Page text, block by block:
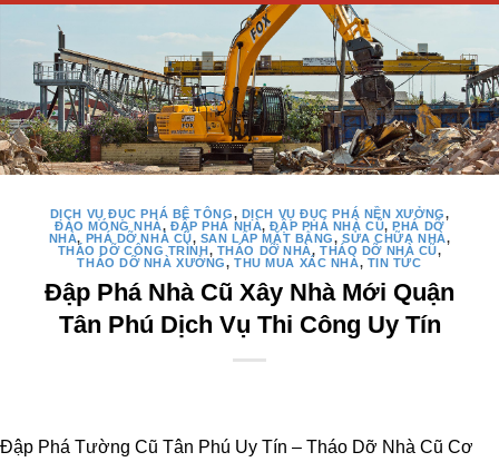
DỊCH VỤ ĐỤC PHÁ BÊ TÔNG DỊCH VỤ ĐỤC PHÁ NỀN XƯỞNG
ĐÀO MÓNG NHÀ
,ĐẬP PHÁ NHÀ ,ĐẬP PHÁ NHÀ CŨ ,PHÁ DỠ
NHÀ
PHÁ DỠ NHÀ CŨ SAN LẤP MẶT BẰNG SỬA CHỮA NHÀ
THÁO DỠ CÔNG TRÌNH
THÁO DỠ NHÀ ,THÁO DỠ NHÀ CŨ
THÁO DỠ NHÀ XƯỞNG
,THU MUA XÁC NHÀ TIN TỨC
Đập Phá Nhà Cũ Xây Nhà Mới Quận
Tân Phú Dịch Vụ Thi Công Uy Tín
Đập Phá Tường Cũ Tân Phú Uy Tín – Tháo Dỡ Nhà Cũ Cơ